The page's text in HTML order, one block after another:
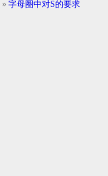
» 字母圈中对S的要求